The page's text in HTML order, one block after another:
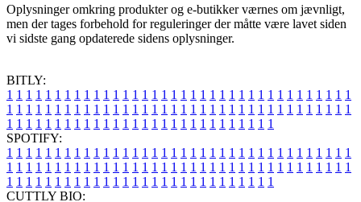
Oplysninger omkring produkter og e-butikker værnes om jævnligt,
men der tages forbehold for reguleringer der måtte være lavet siden
vi sidste gang opdaterede sidens oplysninger.
BITLY:
1 1 1 1 1 1 1 1 1 1 1 1 1 1 1 1 1 1 1 1 1 1 1 1 1 1 1 1 1 1 1 1 1 1 1 1
1 1 1 1 1 1 1 1 1 1 1 1 1 1 1 1 1 1 1 1 1 1 1 1 1 1 1 1 1 1 1 1 1 1 1 1
1 1 1 1 1 1 1 1 1 1 1 1 1 1 1 1 1 1 1 1 1 1 1 1 1 1 1 1
SPOTIFY:
1 1 1 1 1 1 1 1 1 1 1 1 1 1 1 1 1 1 1 1 1 1 1 1 1 1 1 1 1 1 1 1 1 1 1 1
1 1 1 1 1 1 1 1 1 1 1 1 1 1 1 1 1 1 1 1 1 1 1 1 1 1 1 1 1 1 1 1 1 1 1 1
1 1 1 1 1 1 1 1 1 1 1 1 1 1 1 1 1 1 1 1 1 1 1 1 1 1 1 1
CUTTLY BIO: